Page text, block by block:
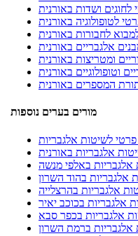
לחוגים ושדות באורנית
לטופולוגיה באורנית
לחבורות באורנית
אלגבריים באורנית
ומטריצות באורנית
וטופולוגיים באורנית
המספרים באורנית
מורים בערים נוספות
לשיטות אלגבריות
אלגבריות באורנית
אלגבריות באלפי מנשה
אלגבריות בהוד השרון
אלגבריות בהרצלייה
אלגבריות בכוכב יאיר
אלגבריות בכפר סבא
אלגבריות ברמת השרון